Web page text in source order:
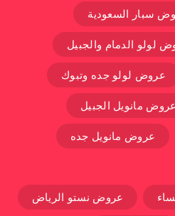
سبار السعودية
لولو الدمام والجبيل
عروض لولو جده وتبوك
عروض مانويل الجبيل
عروض مانويل جده
عروض نستو الرياض